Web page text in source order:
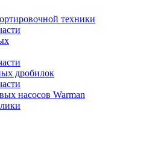
техники
дробилок
насосов Warman